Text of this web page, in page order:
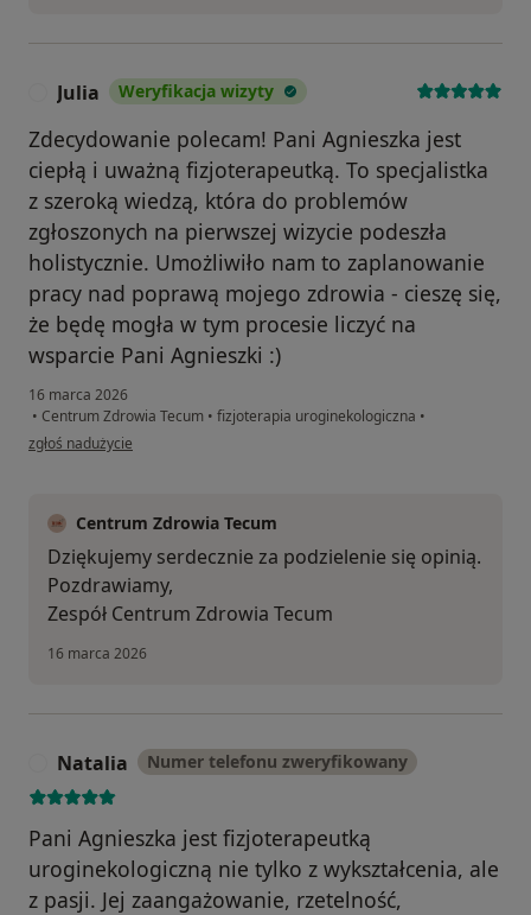
Julia Weryfikacja wizyty
Zdecydowanie polecam! Pani Agnieszka jest
ciepłą i uważną fizjoterapeutką. To specjalistka
z szeroką wiedzą, która do problemów
zgłoszonych na pierwszej wizycie podeszła
holistycznie. Umożliwiło nam to zaplanowanie
pracy nad poprawą mojego zdrowia - cieszę się,
że będę mogła w tym procesie liczyć na
wsparcie Pani Agnieszki :)
16 marca 2026
• Centrum Zdrowia Tecum • fizjoterapia uroginekologiczna •
w opinii użytkownika Julia
zgłoś nadużycie
Centrum Zdrowia Tecum
Dziękujemy serdecznie za podzielenie się opinią.
Pozdrawiamy,
Zespół Centrum Zdrowia Tecum
16 marca 2026
Natalia Numer telefonu zweryfikowany
Pani Agnieszka jest fizjoterapeutką
uroginekologiczną nie tylko z wykształcenia, ale
z pasji. Jej zaangażowanie, rzetelność,